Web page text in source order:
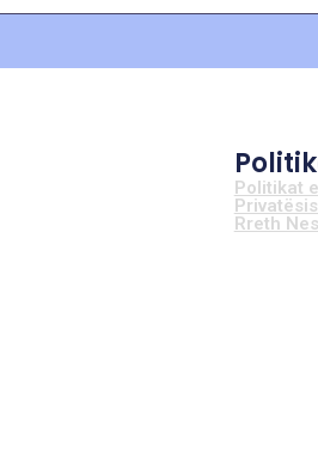
Politikat e
Rreth